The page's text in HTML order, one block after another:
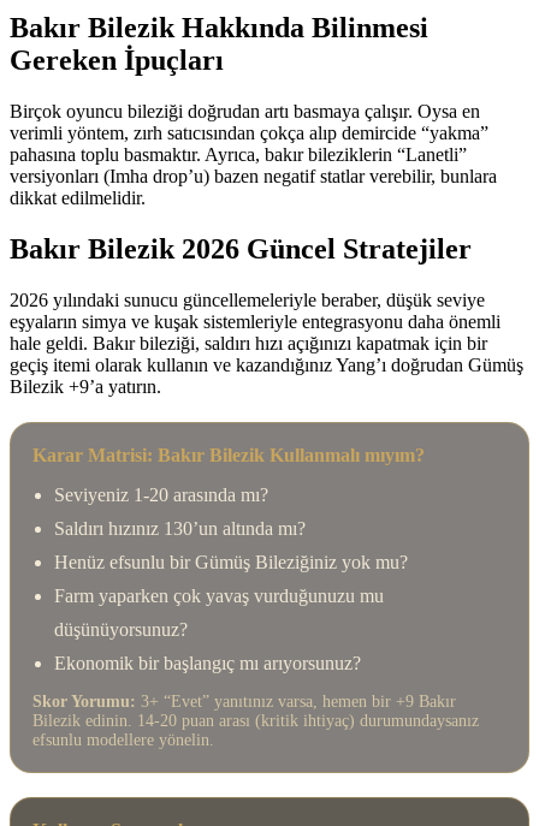
Bakır Bilezik Hakkında Bilinmesi
Gereken İpuçları
Birçok oyuncu bileziği doğrudan artı basmaya çalışır. Oysa en
verimli yöntem, zırh satıcısından çokça alıp demircide “yakma”
pahasına toplu basmaktır. Ayrıca, bakır bileziklerin “Lanetli”
versiyonları (Imha drop’u) bazen negatif statlar verebilir, bunlara
dikkat edilmelidir.
Bakır Bilezik 2026 Güncel Stratejiler
2026 yılındaki sunucu güncellemeleriyle beraber, düşük seviye
eşyaların simya ve kuşak sistemleriyle entegrasyonu daha önemli
hale geldi. Bakır bileziği, saldırı hızı açığınızı kapatmak için bir
geçiş itemi olarak kullanın ve kazandığınız Yang’ı doğrudan Gümüş
Bilezik +9’a yatırın.
Karar Matrisi: Bakır Bilezik Kullanmalı mıyım?
Seviyeniz 1-20 arasında mı?
Saldırı hızınız 130’un altında mı?
Henüz efsunlu bir Gümüş Bileziğiniz yok mu?
Farm yaparken çok yavaş vurduğunuzu mu
düşünüyorsunuz?
Ekonomik bir başlangıç mı arıyorsunuz?
Skor Yorumu: 3+ “Evet” yanıtınız varsa, hemen bir +9 Bakır
Bilezik edinin. 14-20 puan arası (kritik ihtiyaç) durumundaysanız
efsunlu modellere yönelin.